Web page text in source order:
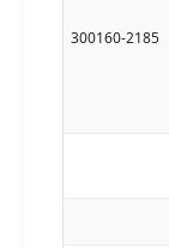
300160-2185